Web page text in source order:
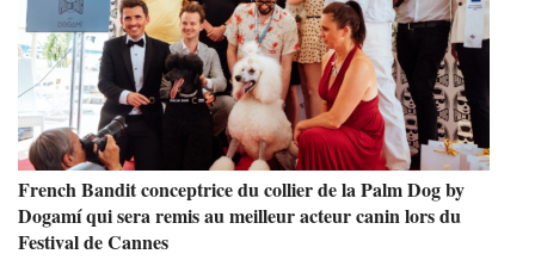
French Bandit conceptrice du collier de la Palm Dog by
Dogamí qui sera remis au meilleur acteur canin lors du
Festival de Cannes